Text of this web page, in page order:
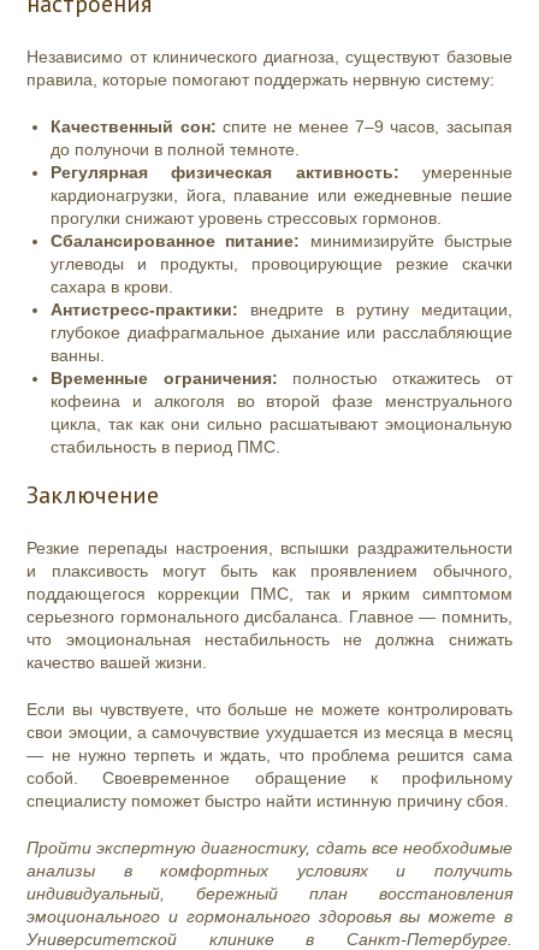
Независимо от клинического диагноза, существуют базовые
правила, которые помогают поддержать нервную систему:
Качественный сон: спите не менее 7–9 часов, засыпая
до полуночи в полной темноте.
Регулярная физическая активность: умеренные
кардионагрузки, йога, плавание или ежедневные пешие
прогулки снижают уровень стрессовых гормонов.
Сбалансированное питание: минимизируйте быстрые
углеводы и продукты, провоцирующие резкие скачки
сахара в крови.
Антистресс-практики: внедрите в рутину медитации,
глубокое диафрагмальное дыхание или расслабляющие
ванны.
Временные ограничения: полностью откажитесь от
кофеина и алкоголя во второй фазе менструального
цикла, так как они сильно расшатывают эмоциональную
стабильность в период ПМС.
Заключение
Резкие перепады настроения, вспышки раздражительности
и плаксивость могут быть как проявлением обычного,
поддающегося коррекции ПМС, так и ярким симптомом
серьезного гормонального дисбаланса. Главное — помнить,
что эмоциональная нестабильность не должна снижать
качество вашей жизни.
Если вы чувствуете, что больше не можете контролировать
свои эмоции, а самочувствие ухудшается из месяца в месяц
— не нужно терпеть и ждать, что проблема решится сама
собой. Своевременное обращение к профильному
специалисту поможет быстро найти истинную причину сбоя.
Пройти экспертную диагностику, сдать все необходимые
анализы в комфортных условиях и получить
индивидуальный, бережный план восстановления
эмоционального и гормонального здоровья вы можете в
Университетской клинике в Санкт-Петербурге.